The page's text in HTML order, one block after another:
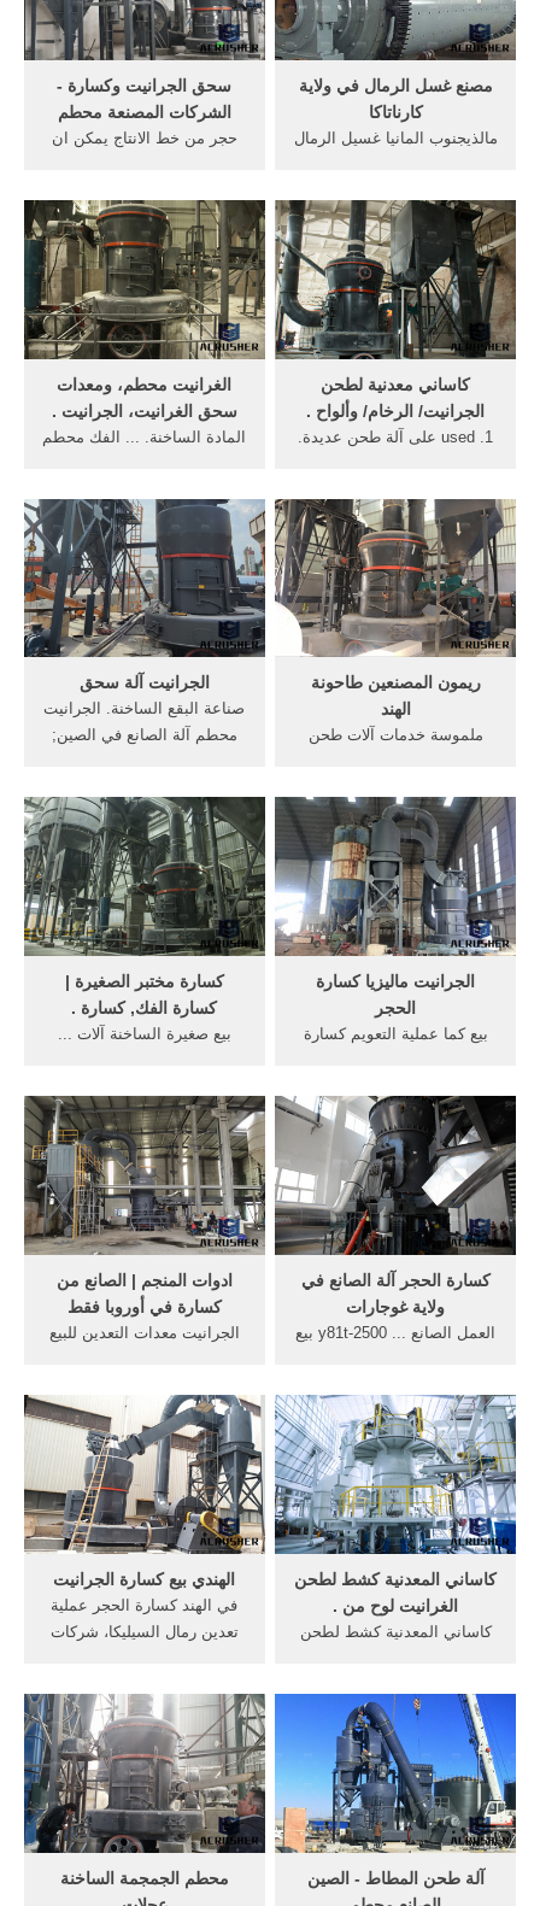
سحق الجرانيت وكسارة -
الشركات المصنعة محطم
حجر من خط الانتاج يمكن ان
... الصانع ...
مصنع غسل الرمال في ولاية
كارناتاكا
مالذيجنوب المانيا غسيل الرمال
ويُترك ...
الغرانيت محطم، ومعدات
سحق الغرانيت، الجرانيت .
المادة الساخنة. ... الفك محطم
...
كاساني معدنية لطحن
الجرانيت/ الرخام/ وألواح .
1. used على آلة طحن عديدة.
... الصانع ...
الجرانيت آلة سحق
صناعة البقع الساخنة. الجرانيت
محطم آلة الصانع في الصين;
ريمون المصنعين طاحونة
الهند
ملموسة خدمات آلات طحن
المهنية الرطب ...
كسارة مختبر الصغيرة |
كسارة الفك, كسارة .
بيع صغيرة الساخنة آلات ...
الجرانيت ماليزيا كسارة
الحجر
بيع كما عملية التعويم كسارة
ألة ...
ادوات المنجم | الصانع من
كسارة في أوروبا فقط
الجرانيت معدات التعدين للبيع
7 حزيران (يونيو ...
كسارة الحجر آلة الصانع في
ولاية غوجارات
العمل الصانع ... y81t-2500 بيع
الجرانيت ...
الهندي بيع كسارة الجرانيت
في الهند كسارة الحجر عملية
تعدين رمال السيليكا، شركات
كاساني المعدنية كشط لطحن
الغرانيت لوح من .
كاساني المعدنية كشط لطحن
الصانع, الشركة ...
محطم الجمجمة الساخنة
آلة طحن المطاط - الصين